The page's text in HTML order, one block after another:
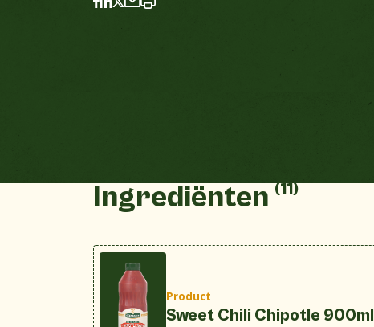
Ingrediënten (11)
Product
Sweet Chili Chipotle 900ml